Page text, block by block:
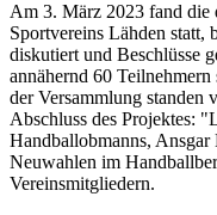
Am 3. März 2023 fand die
Sportvereins Lähden statt,
diskutiert und Beschlüsse
annähernd 60
der Versammlung standen
Abschluss des Projektes:
Handballobmanns,
Neuwahlen im
Vereinsmitgliedern.